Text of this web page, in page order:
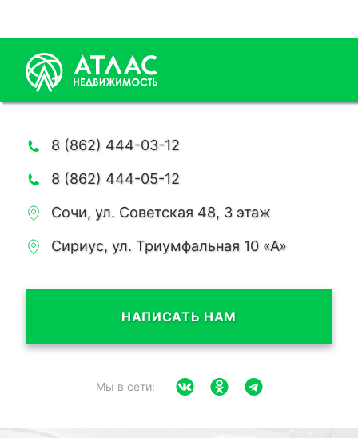
8 (862) 444-03-12
8 (862) 444-05-12
Сочи, ул. Советская 48, 3 этаж
Сириус, ул. Триумфальная 10 «А»
НАПИСАТЬ НАМ
Мы в сети: